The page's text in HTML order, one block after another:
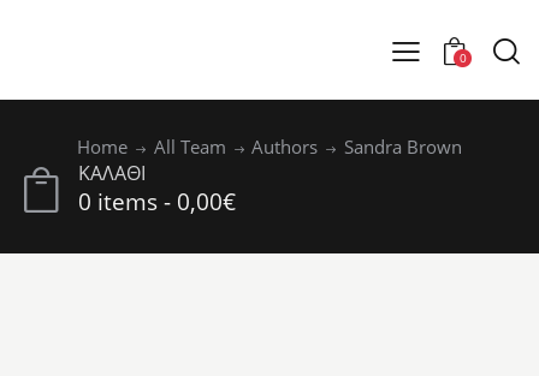
0
Home All Team Authors Sandra Brown
ΚΑΛΑΘΙ
0 items- 0,00€